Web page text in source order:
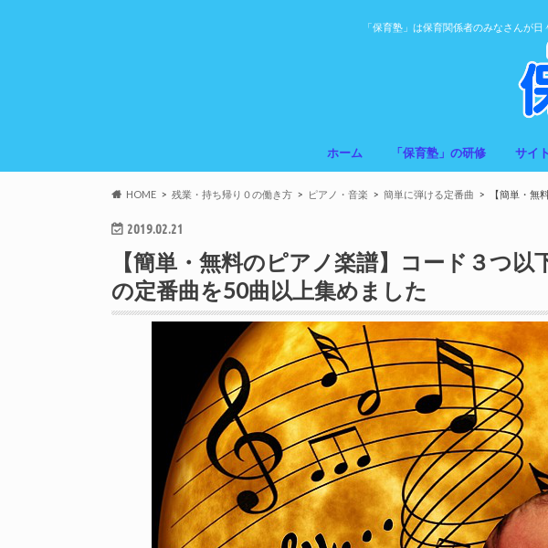
「保育塾」は保育関係者のみなさんが
ホーム 「保育塾」の研修 サイ
HOME 残業・持ち帰り０の働き方 ピアノ・音楽 簡単に弾ける定番曲 【簡単・無
2019.02.21
【簡単・無料のピアノ楽譜】コード３つ
の定番曲を50曲以上集めました